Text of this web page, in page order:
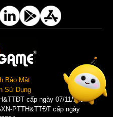
Bảo Mật
Sử Dụng
cấp ngày 07/11/2025 |
PTTH&TTĐT cấp ngày